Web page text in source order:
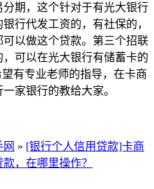
期，这个针对于有光大银行
行代发工资的，有社保的，
以做这个贷款。第三个招联
可以在光大银行有储蓄卡的
有专业老师的指导，在卡商
家银行的教给大家。
» [银行个人信用贷款]卡商
，在哪里操作？